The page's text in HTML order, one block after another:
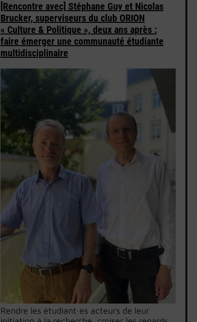
[Rencontre avec] Stéphane Guy et Nicolas
Brucker, superviseurs du club ORION
« Culture & Politique », deux ans après :
faire émerger une communauté étudiante
multidisciplinaire
Rendre les étudiant·es acteurs de leur